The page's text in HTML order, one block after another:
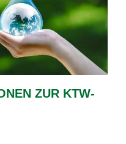
ZUR KTW-